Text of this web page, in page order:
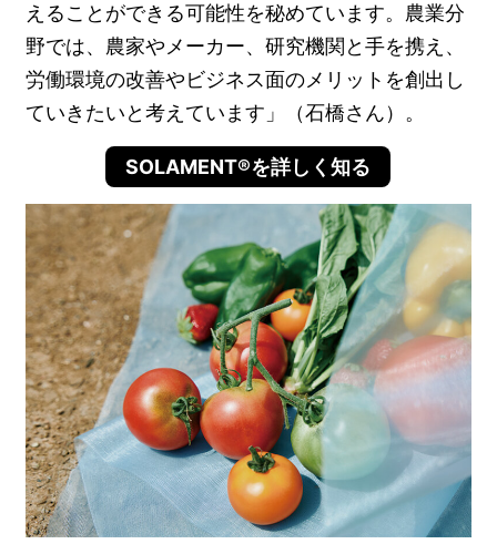
えることができる可能性を秘めています。農業分
野では、農家やメーカー、研究機関と手を携え、
労働環境の改善やビジネス面のメリットを創出し
ていきたいと考えています」（石橋さん）。
SOLAMENT®を詳しく知る